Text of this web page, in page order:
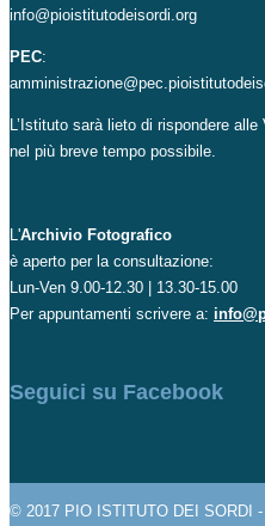
info@pioistitutodeisordi.org
PEC:
L’Istituto sarà lieto di rispondere
nel più breve tempo possibile.
L'Archivio Fotografico
è aperto per la consultazione:
Lun-Ven 9.00-12.30 | 13.30-15.00
Per appuntamenti scrivere a:
Seguici su Facebook
© 2017 PIO ISTITUTO DEI SORDI